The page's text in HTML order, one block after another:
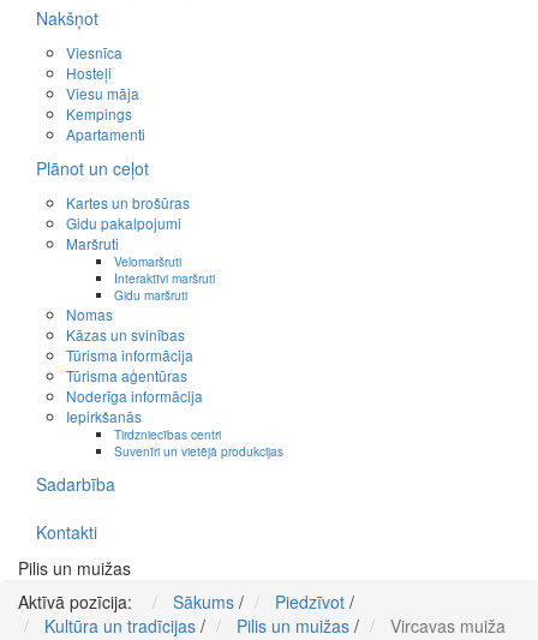
Nakšņot
Viesnīca
Hosteļi
Viesu māja
Kempings
Apartamenti
Plānot un ceļot
Kartes un brošūras
Gidu pakalpojumi
Maršruti
Velomaršruti
Interaktīvi maršruti
Gidu maršruti
Nomas
Kāzas un svinības
Tūrisma informācija
Tūrisma aģentūras
Noderīga informācija
Iepirkšanās
Tirdzniecības centri
Suvenīri un vietējā produkcijas
Sadarbība
Kontakti
Pilis un muižas
Aktīvā pozīcija:
Sākums / Piedzīvot /
Kultūra un tradīcijas / Pilis un muižas / Vircavas muiža